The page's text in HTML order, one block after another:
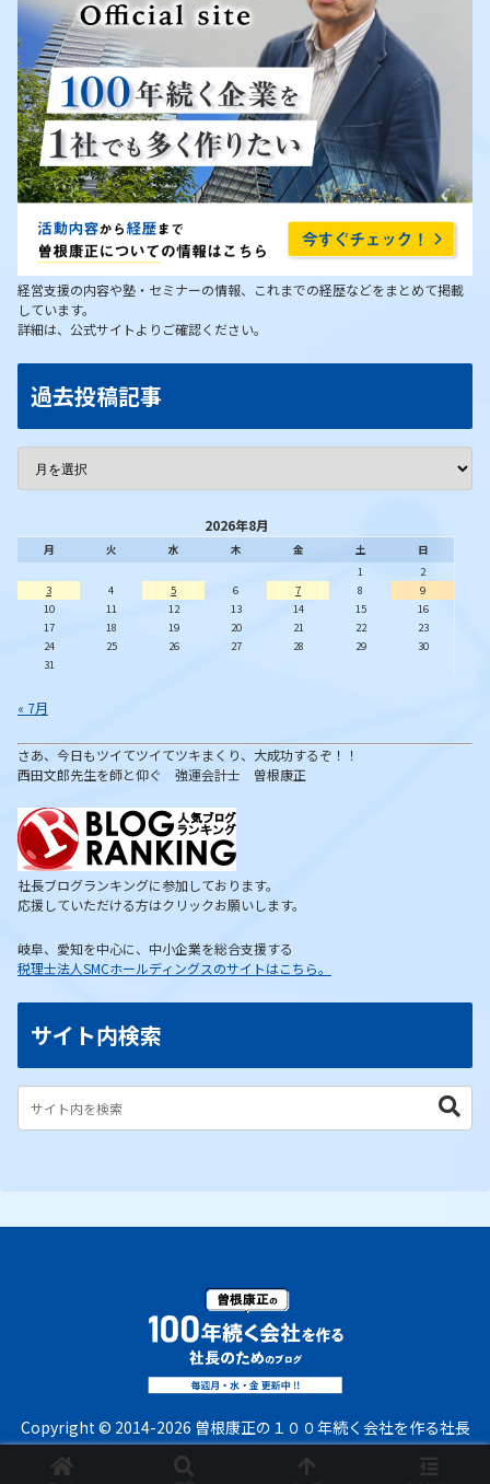
経営支援の内容や塾・セミナーの情報、これまでの経歴などをまとめて掲載
しています。
詳細は、公式サイトよりご確認ください。
過去投稿記事
2026年8月
月 火 水 木 金 土
日
1
2
3
4 5 6 7 8
9
10
11 12 13 14 15
16
17
18 19 20 21 22
23
24
25 26 27 28 29
30
31
« 7月
さあ、今日もツイてツイてツキまくり、大成功するぞ！！
西田文郎先生を師と仰ぐ 強運会計士 曽根康正
社長ブログランキングに参加しております。
応援していただける方はクリックお願いします。
岐阜、愛知を中心に、中小企業を総合支援する
税理士法人SMCホールディングスのサイトはこちら。
サイト内検索
Copyright © 2014-2026 曽根康正の１００年続く会社を作る社長
のためのブログ All Rights Reserved.